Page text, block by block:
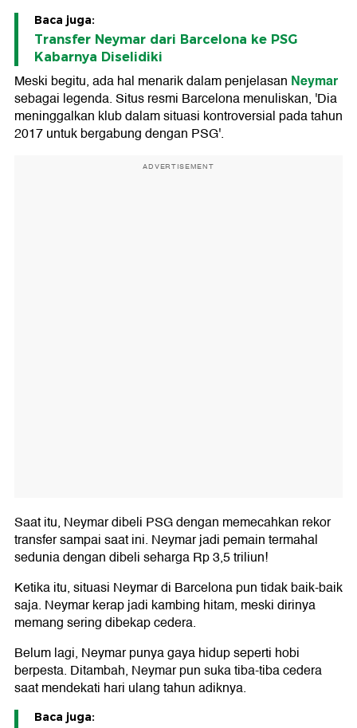
Baca juga:
Transfer Neymar dari Barcelona ke PSG
Kabarnya Diselidiki
Meski begitu, ada hal menarik dalam penjelasan Neymar
sebagai legenda. Situs resmi Barcelona menuliskan, 'Dia
meninggalkan klub dalam situasi kontroversial pada tahun
2017 untuk bergabung dengan PSG'.
ADVERTISEMENT
Saat itu, Neymar dibeli PSG dengan memecahkan rekor
transfer sampai saat ini. Neymar jadi pemain termahal
sedunia dengan dibeli seharga Rp 3,5 triliun!
Ketika itu, situasi Neymar di Barcelona pun tidak baik-baik
saja. Neymar kerap jadi kambing hitam, meski dirinya
memang sering dibekap cedera.
Belum lagi, Neymar punya gaya hidup seperti hobi
berpesta. Ditambah, Neymar pun suka tiba-tiba cedera
saat mendekati hari ulang tahun adiknya.
Baca juga: